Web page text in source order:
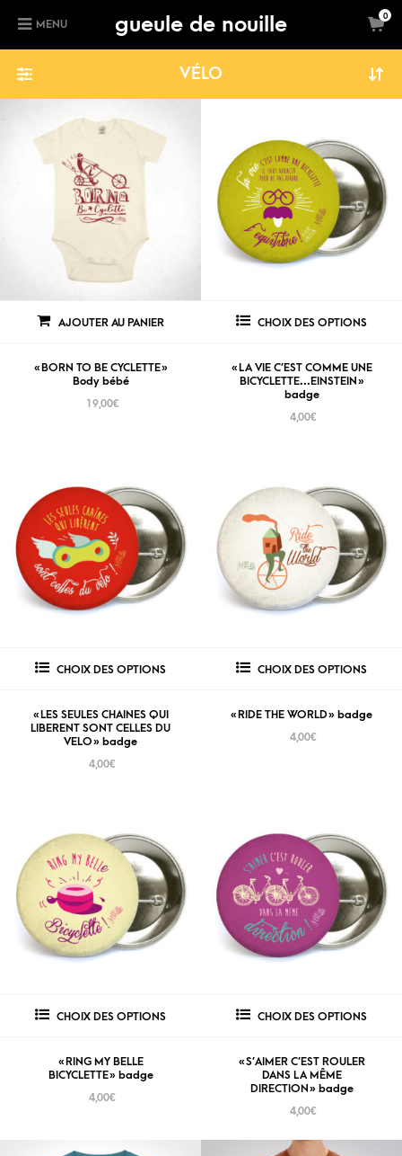
MENU gueule de nouille 0
VÉLO
AJOUTER AU PANIER
« BORN TO BE CYCLETTE »
Body bébé
19,00€
CHOIX DES OPTIONS
« LA VIE C’EST COMME UNE
BICYCLETTE…EINSTEIN »
badge
4,00€
CHOIX DES OPTIONS
« LES SEULES CHAINES QUI
LIBERENT SONT CELLES DU
VELO » badge
4,00€
CHOIX DES OPTIONS
« RIDE THE WORLD » badge
4,00€
CHOIX DES OPTIONS
« RING MY BELLE
BICYCLETTE » badge
4,00€
CHOIX DES OPTIONS
« S’AIMER C’EST ROULER
DANS LA MÊME
DIRECTION » badge
4,00€